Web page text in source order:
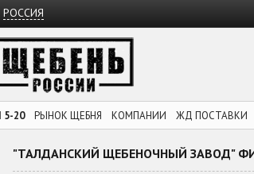
РОССИЯ
5-20 РЫНОК ЩЕБНЯ КОМПАНИИ ЖД ПОСТАВКИ
"ТАЛДАНСКИЙ ЩЕБЕНОЧНЫЙ ЗАВОД"